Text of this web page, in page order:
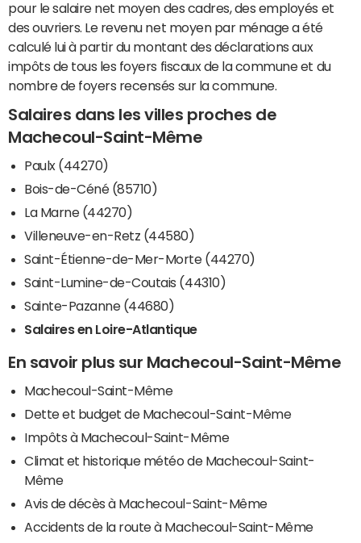
pour le salaire net moyen des cadres, des employés et
des ouvriers. Le revenu net moyen par ménage a été
calculé lui à partir du montant des déclarations aux
impôts de tous les foyers fiscaux de la commune et du
nombre de foyers recensés sur la commune.
Salaires dans les villes proches de
Machecoul-Saint-Même
Paulx (44270)
Bois-de-Céné (85710)
La Marne (44270)
Villeneuve-en-Retz (44580)
Saint-Étienne-de-Mer-Morte (44270)
Saint-Lumine-de-Coutais (44310)
Sainte-Pazanne (44680)
Salaires en Loire-Atlantique
En savoir plus sur Machecoul-Saint-Même
Machecoul-Saint-Même
Dette et budget de Machecoul-Saint-Même
Impôts à Machecoul-Saint-Même
Climat et historique météo de Machecoul-Saint-
Même
Avis de décès à Machecoul-Saint-Même
Accidents de la route à Machecoul-Saint-Même